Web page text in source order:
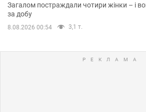
Загалом постраждали чотири жінки – і
за добу
8.08.2026 00:54 3,1 т.